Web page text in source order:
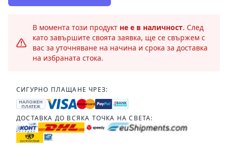
В момента този продукт не е в наличност. След
като завършите своята заявка, ще се свържем с
вас за уточняване на начина и срока за доставка
на избраната стока.
СИГУРНО ПЛАЩАНЕ ЧРЕЗ:
НАЛОЖЕН
ПЛАТЕЖ
ДОСТАВКА ДО ВСЯКА ТОЧКА НА СВЕТА: